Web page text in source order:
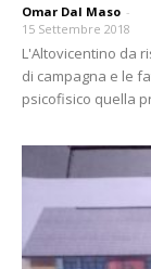
Omar Dal Maso -
15 Settembre 2018
L'Altovicentino da
di campagna e le
psicofisico quella